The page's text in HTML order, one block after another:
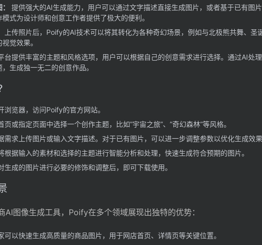
提供强大的AI生成能力，用户可以通过文字描述直接生成图片，或者基于已有图
式为设计师和创意工作者提供了极大的便利。
上传照片后，Poify的AI技术可以将其转化为各种奇幻场景，例如与北极熊共舞、圣
觉效果。
台提供丰富的主题和风格选项，用户可以根据自己的创意需求进行选择。通过AI处
生成独一无二的创意作品。
浏览器，访问Poify的官方网站。
页或指定页面中选择一个创作主题，比如”宇宙之旅”、”奇幻森林”等风格。
需求上传图片或输入文字描述。对于已有图片，可以进一步调整参数以优化生成效
根据输入的素材和选择的主题进行智能分析和处理，快速生成符合预期的图片。
生成的图片进行必要的修饰和调整后，即可下载使用。
AI图像生成工具，Poify在多个领域展现出独特的优势：
可以快速生成高质量的商品图片，用于网店首页、详情页等关键位置。